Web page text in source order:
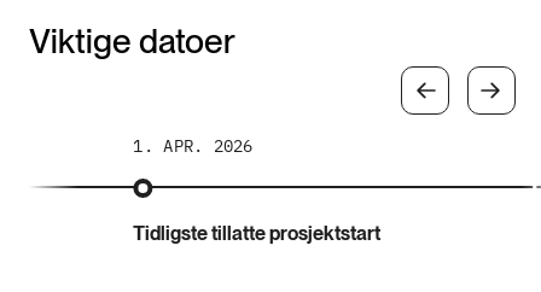
Viktige datoer
1. APR. 2026
Tidligste tillatte prosjektstart